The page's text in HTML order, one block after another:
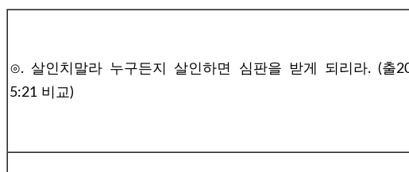
⊙. 살인치말라 누구든지 살인하면 심판을 받게 되리라. (출
5:21 비교)